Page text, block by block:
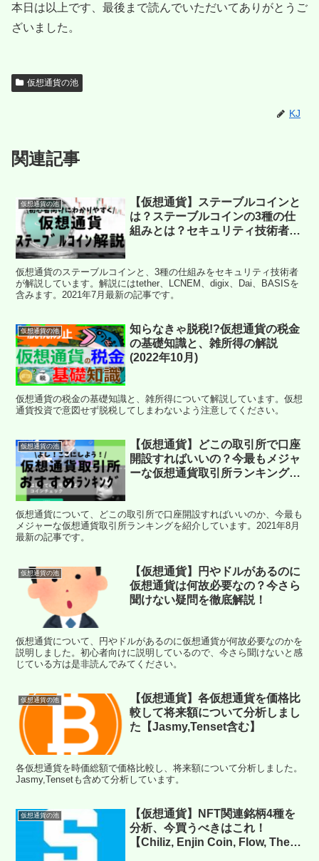
本日は以上です、最後まで読んでいただいてありがとうご
ざいました。
仮想通貨の池
KJ
関連記事
仮想通貨の池
【仮想通貨】ステーブルコインと
は？ステーブルコインの3種の仕
組みとは？セキュリティ技術者が
S】(2021年7月最新)
仮想通貨のステーブルコインと、3種の仕組みをセキュリティ技術者
が解説しています。解説にはtether、LCNEM、digix、Dai、BASISを
含みます。2021年7月最新の記事です。
仮想通貨の池
知らなきゃ脱税!?仮想通貨の税金
の基礎知識と、雑所得の解説
(2022年10月)
仮想通貨の税金の基礎知識と、雑所得について解説しています。仮想
通貨投資で意図せず脱税してしまわないよう注意してください。
仮想通貨の池
【仮想通貨】どこの取引所で口座
開設すればいいの？今最もメジャ
ーな仮想通貨取引所ランキングを
仮想通貨について、どこの取引所で口座開設すればいいのか、今最も
メジャーな仮想通貨取引所ランキングを紹介しています。2021年8月
最新の記事です。
仮想通貨の池
【仮想通貨】円やドルがあるのに
仮想通貨は何故必要なの？今さら
聞けない疑問を徹底解説！
仮想通貨について、円やドルがあるのに仮想通貨が何故必要なのかを
説明しました。初心者向けに説明しているので、今さら聞けないと感
じている方は是非読んでみてください。
仮想通貨の池
【仮想通貨】各仮想通貨を価格比
較して将来額について分析しまし
た【Jasmy,Tenset含む】
各仮想通貨を時価総額で価格比較し、将来額について分析しました。
Jasmy,Tensetも含めて分析しています。
仮想通貨の池
【仮想通貨】NFT関連銘柄4種を
分析、今買うべきはこれ！
【Chiliz, Enjin Coin, Flow, The